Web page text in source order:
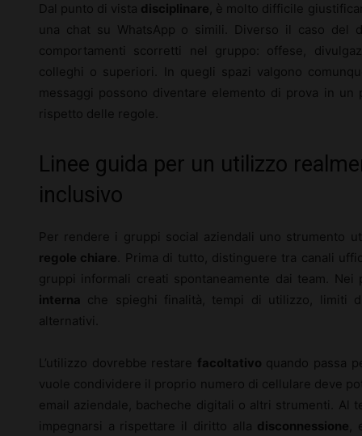
Dal punto di vista disciplinare , è molto difficile
una chat su WhatsApp o simili. Diverso il caso del
comportamenti scorretti nel gruppo: offese,
colleghi o superiori. In quegli spazi valgono
messaggi possono diventare elemento di prova in
rispetto delle regole.
Linee guida per un utilizzo
inclusivo
Per rendere i gruppi social aziendali uno strumento
regole chiare . Prima di tutto, distinguere tra canali
gruppi informali creati spontaneamente dai team.
interna che spieghi finalità, tempi di utilizzo, limiti
alternativi.
L’utilizzo dovrebbe restare facoltativo quando passa
vuole condividere il proprio numero di cellulare deve
email aziendale, bacheche digitali o altri strumenti. Al
impegnarsi a rispettare il diritto alla disconnessione